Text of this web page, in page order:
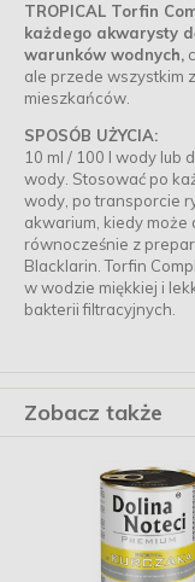
TROPICAL Torfin
każdego akwarysty
warunków wodnych,
ale przede wszystkim
mieszkańców.
SPOSÓB UŻYCIA:
10 ml / 100 l wody lub
wody. Stosować po
wody, po transporcie
akwarium, kiedy może
równocześnie z
Blacklarin. Torfin
w wodzie miękkiej i
bakterii filtracyjnych.
Zobacz także